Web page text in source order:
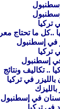
تركيا
..كل ما تحتاج
في إسطنبول
تركيا
إسطنبول
.. تكاليف ونتائج
في تركيا
في إسطنبول